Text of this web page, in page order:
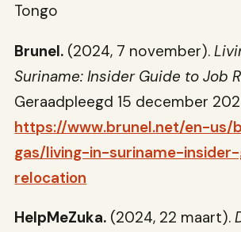
Tongo
Brunel. (2024, 7 november).
Suriname: Insider Guide to Job
Geraadpleegd 15 december
https://www.brunel.net/en-us/
gas/living-in-suriname-
relocation
HelpMeZuka. (2024, 22 maart).